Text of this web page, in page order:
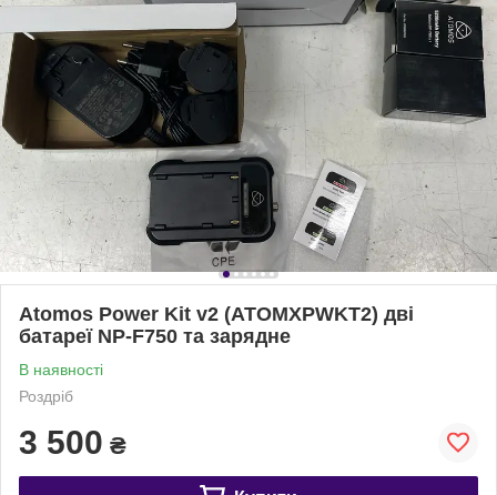
Atomos Power Kit v2 (ATOMXPWKT2) дві
батареї NP-F750 та зарядне
В наявності
Роздріб
3 500 ₴